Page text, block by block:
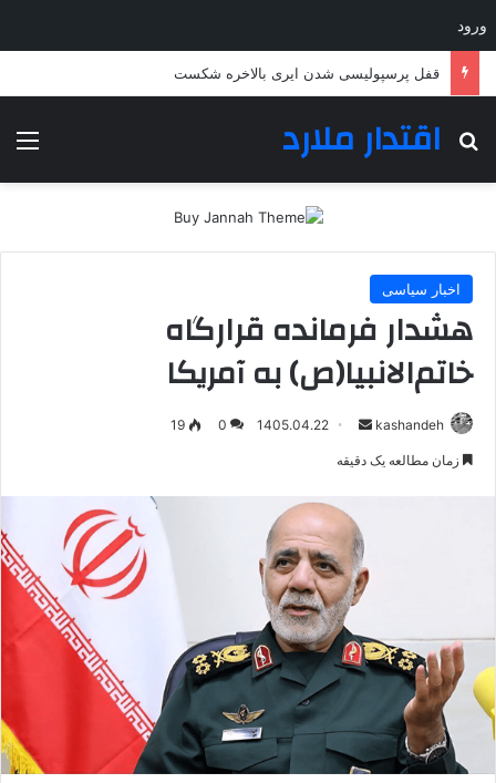
ورود
قفل پرسپولیسی شدن ایری بالاخره شکست
اقتدار ملارد
جستجو برای
اخبار سیاسی
هشدار فرمانده قرارگاه
خاتم‌الانبیا(ص) به آمریکا
kashandeh
ارسال1405.04.22
0
19
زمان مطالعه یک دقیقه